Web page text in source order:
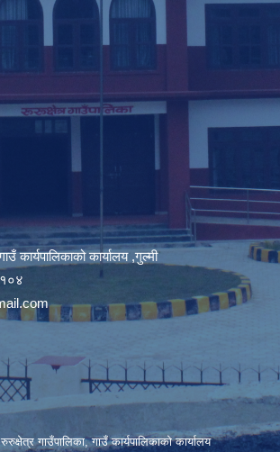
कार्यपालिकाको कार्यालय ,गुल्मी
गाउँपालिका, गाउँ कार्यपालिकाको कार्यालय